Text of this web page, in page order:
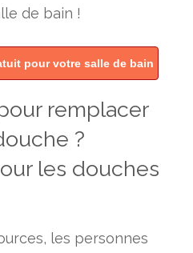
de bain !
pour votre salle de bain
remplacer
?
les douches
les personnes